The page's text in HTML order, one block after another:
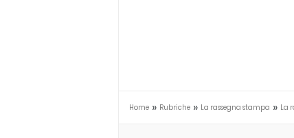
Home » Rubriche » La rassegna stampa » La